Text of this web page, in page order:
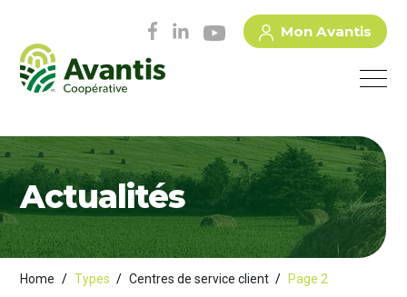
Mon Avantis
Actualités
Home / Types / Centres de service client / Page 2